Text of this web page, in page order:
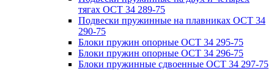
тягах ОСТ 34 289-75
Подвески пружинные на плавниках ОСТ 34
290-75
Блоки пружин опорные ОСТ 34 295-75
Блоки пружин опорные ОСТ 34 296-75
Блоки пружинные сдвоенные ОСТ 34 297-75